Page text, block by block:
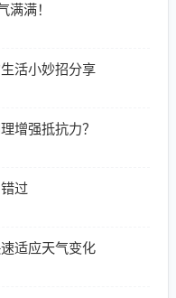
满！
活小妙招分享
增强抵抗力？
过
适应天气变化